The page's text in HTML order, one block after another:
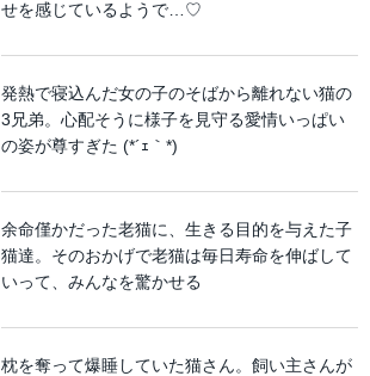
せを感じているようで…♡
発熱で寝込んだ女の子のそばから離れない猫の
3兄弟。心配そうに様子を見守る愛情いっぱい
の姿が尊すぎた (*´ｪ｀*)
余命僅かだった老猫に、生きる目的を与えた子
猫達。そのおかげで老猫は毎日寿命を伸ばして
いって、みんなを驚かせる
枕を奪って爆睡していた猫さん。飼い主さんが